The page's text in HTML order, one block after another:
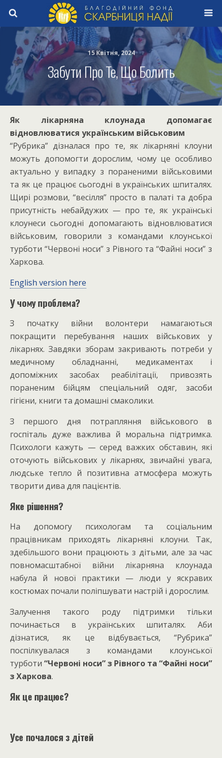
15 Квітня, 2024
Забути Про Те, Що Болить
Як лікарняна клоунада допомагає
відновлюватися українським військовим
“Рубрика” дізналася про те, як лікарняні клоуни
можуть допомогти дорослим, чому це особливо
актуально у випадку з пораненими військовими
та як це працює сьогодні в українських шпиталях.
Щирі розмови, “весілля” просто в палаті та добра
присутність небайдужих — про те, як українські
клоунеси сьогодні допомагають відновлюватися
військовим, говорили з командами клоунської
турботи “Червоні носи” з Рівного та “Файні носи” з
Харкова.
English version here
У чому проблема?
З початку війни волонтери намагаються
покращити перебування наших військових у
лікарнях. Завдяки зборам закривають потреби у
медичному обладнанні, медикаментах і
допоміжних засобах реабілітації, привозять
пораненим бійцям спеціальний одяг, засоби
гігієни, книги та домашні смаколики.
З першого дня потрапляння військового в
госпіталь дуже важлива й моральна підтримка.
Психологи кажуть — серед важких обставин, які
оточують військових у лікарнях, звичайні увага,
людське тепло й позитивна атмосфера можуть
творити дива для пацієнтів.
Яке рішення?
На допомогу психологам та соціальним
працівникам приходять лікарняні клоуни. Так,
здебільшого вони працюють з дітьми, але за час
повномасштабної війни лікарняна клоунада
набула й нової практики — люди у яскравих
костюмах почали поліпшувати настрій і дорослим.
Залучення такого роду підтримки тільки
починається в українських шпиталях. Аби
дізнатися, як це відбувається, “Рубрика”
поспілкувалася з командами клоунської
турботи “Червоні носи” з Рівного та “Файні носи”
з Харкова.
Як це працює?
Усе почалося з дітей